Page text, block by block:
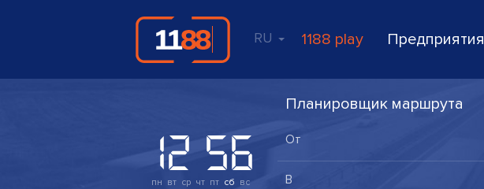
RU 1188 play Предприятия
Планировщик маршрута
пн вт ср чт пт сб вс